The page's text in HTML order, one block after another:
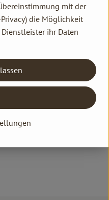
mit der
die Möglichkeit
ihr Daten